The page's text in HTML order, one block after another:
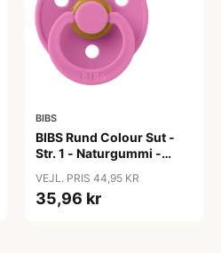
BIBS
BIBS Rund Colour Sut -
Str. 1 - Naturgummi -
VEJL. PRIS 44,95 KR
35,96 kr